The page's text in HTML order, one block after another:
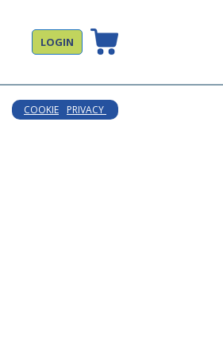
LOGIN
COOKIE PRIVACY